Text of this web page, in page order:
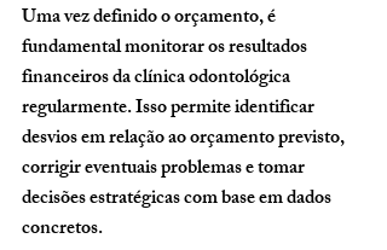
Uma vez definido o orçamento, é
fundamental monitorar os resultados
financeiros da clínica odontológica
regularmente. Isso permite identificar
desvios em relação ao orçamento previsto,
corrigir eventuais problemas e tomar
decisões estratégicas com base em dados
concretos.